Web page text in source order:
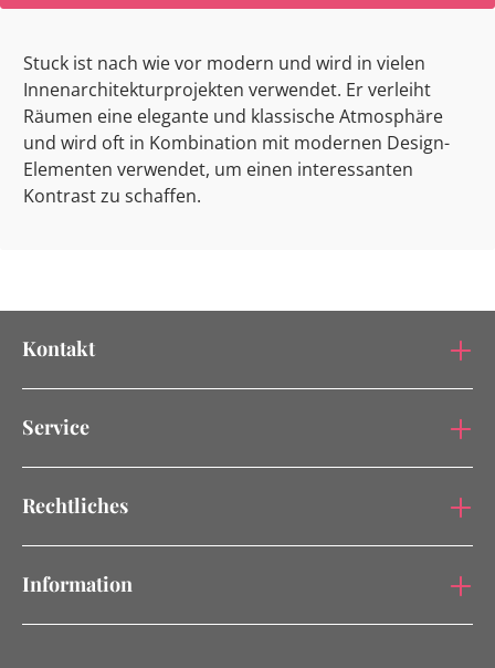
Stuck ist nach wie vor modern und wird in vielen
Innenarchitekturprojekten verwendet. Er verleiht
Räumen eine elegante und klassische Atmosphäre
und wird oft in Kombination mit modernen Design-
Elementen verwendet, um einen interessanten
Kontrast zu schaffen​​.
Kontakt
Service
Rechtliches
Information